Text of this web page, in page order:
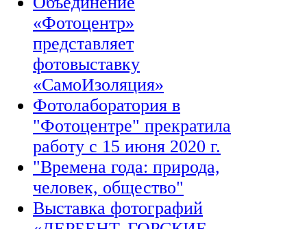
«Фотоцентр»
представляет
фотовыставку
«СамоИзоляция»
Фотолаборатория в
"Фотоцентре" прекратила
работу с 15 июня 2020 г.
"Времена года: природа,
человек, общество"
Выставка фотографий